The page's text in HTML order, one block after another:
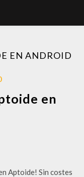
EN ANDROID
en
Aptoide! Sin costes